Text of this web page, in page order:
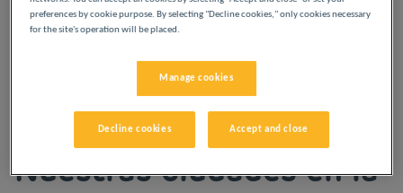
Tanto si viaja por negocios, en familia o con sus amigos,
servicios, encontrará desayuno a petición, aparcamiento, ducha
privada y aseo en su habitación y wifi gratis. Encuentre
nuestros hoteles en la región de Champaña-Ardenas.
Nuestras ciudades en la
preferences by cookie purpose. By selecting "Decline cookies," only cookies necessary
for the site's operation will be placed.
Manage cookies
Decline cookies Accept and close